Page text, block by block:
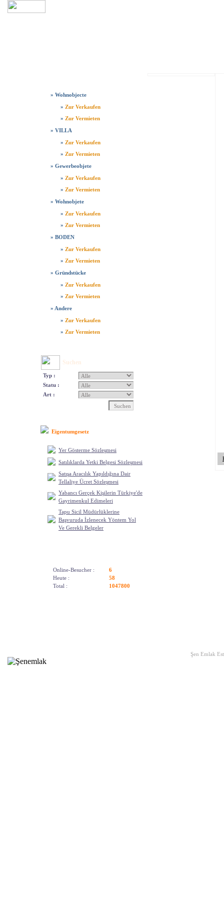
» Wohnobjecte
» Zur Verkaufen
» Zur Vermieten
» VILLA
» Zur Verkaufen
» Zur Vermieten
» Gewerbeobjete
» Zur Verkaufen
» Zur Vermieten
» Wohnobjete
» Zur Verkaufen
» Zur Vermieten
» BODEN
» Zur Verkaufen
» Zur Vermieten
» Gründstücke
» Zur Verkaufen
» Zur Vermieten
» Andere
» Zur Verkaufen
» Zur Vermieten
Suchen
Typ :
Statu :
Art :
Eigentumgesetz
Yer Gösterme Sözleşmesi
Satılıklarda Yetki Belgesi Sözleşmesi
Satışa Aracılık Yapıldığına Dair
Tellaliye Ücret Sözleşmesi
Yabancı Gerçek Kişilerin Türkiye'de
Gayrimenkul Edimeleri
Tapu Sicil Müdürlüklerine
Başvuruda İzlenecek Yöntem Yol
Ve Gerekli Belgeler
Online-Besucher :
6
Heute :
58
Total :
1047800
Şen Emlak